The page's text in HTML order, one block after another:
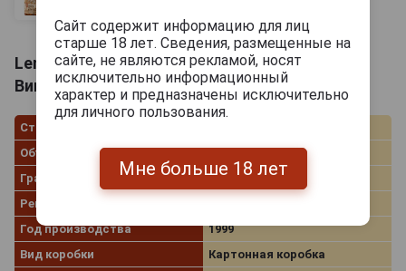
Lemorton Vintage 1999 Кальвадос Лемортон
Винтаж 1999г 0.7л в подарочной упаковке
Страна производства
Объём
0.7 л
Градус
40.0%
Рейтинг
Год производства
1999
Вид коробки
Картонная коробка
Сайт содержит информацию для лиц
старше 18 лет. Сведения, размещенные на
сайте, не являются рекламой, носят
исключительно информационный
характер и предназначены исключительно
для личного пользования.
Мне больше 18 лет